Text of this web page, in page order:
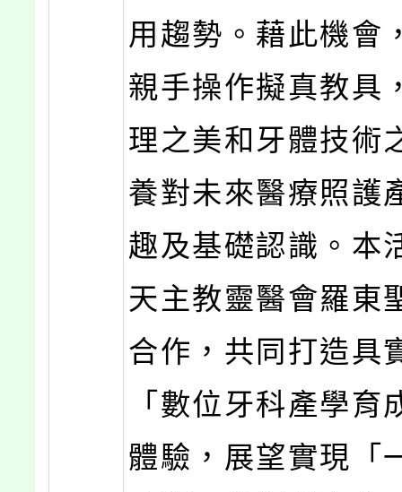
用趨勢。藉此機會
親手操作擬真教具
理之美和牙體技術
養對未來醫療照護
趣及基礎認識。本
天主教靈醫會羅東
合作，共同打造具
「數位牙科產學育
體驗，展望實現「